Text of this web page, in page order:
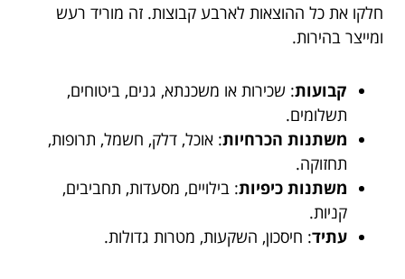
חלקו את כל ההוצאות לארבע קבוצות. זה מוריד רעש
ומייצר בהירות.
קבועות: שכירות או משכנתא, גנים, ביטוחים,
תשלומים.
משתנות הכרחיות: אוכל, דלק, חשמל, תרופות,
תחזוקה.
משתנות כיפיות: בילויים, מסעדות, תחביבים,
קניות.
עתיד: חיסכון, השקעות, מטרות גדולות.